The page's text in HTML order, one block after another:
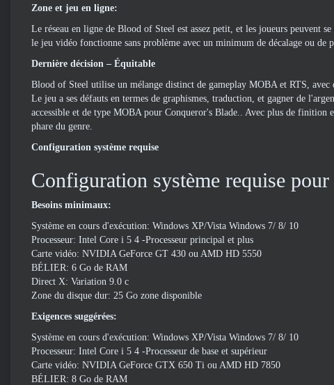
Zone et jeu en ligne:
Le réseau en ligne de Blood of Steel est assez petit, et les joueurs peuvent
le jeu vidéo fonctionne sans problème avec un minimum de décalage ou de
Dernière décision – Équitable
Blood of Steel utilise un mélange distinct de gameplay MOBA et RTS, avec
Le jeu a ses défauts en termes de graphismes, traduction, et gagner de
accessible et de type MOBA pour Conqueror's Blade.. Avec plus de
phare du genre.
Configuration système requise
Configuration système requise
Besoins minimaux:
Système en cours d'exécution: Windows XP/Vista Windows 7/ 8/ 10
Processeur: Intel Core i 5 4 -Processeur principal et plus
Carte vidéo: NVIDIA GeForce GT 430 ou AMD HD 5550
BÉLIER: 6 Go de RAM
Direct X: Variation 9.0 c
Zone du disque dur: 25 Go zone disponible
Exigences suggérées:
Système en cours d'exécution: Windows XP/Vista Windows 7/ 8/ 10
Processeur: Intel Core i 5 4 -Processeur de base et supérieur
Carte vidéo: NVIDIA GeForce GTX 650 Ti ou AMD HD 7850
BÉLIER: 8 Go de RAM